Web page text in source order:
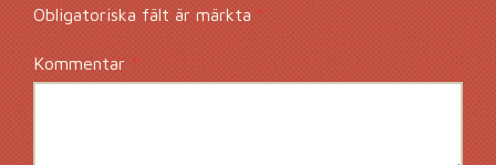
Obligatoriska fält är märkta*
Kommentar*